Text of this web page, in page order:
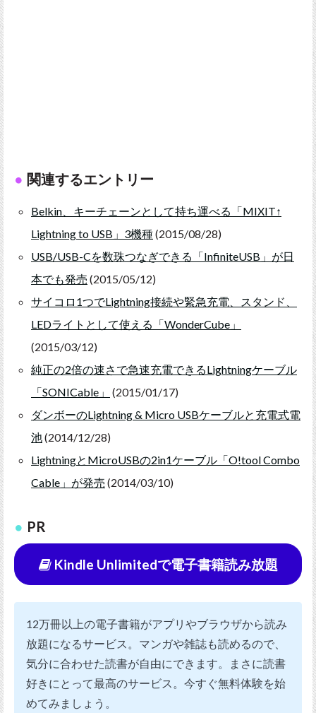
関連するエントリー
Belkin、キーチェーンとして持ち運べる「MIXIT↑
Lightning to USB」3機種(2015/08/28)
USB/USB-Cを数珠つなぎできる「InfiniteUSB」が日
本でも発売 (2015/05/12)
サイコロ1つでLightning接続や緊急充電、スタンド、
LEDライトとして使える「WonderCube」
(2015/03/12)
純正の2倍の速さで急速充電できるLightningケーブル
「SONICable」
(2015/01/17)
ダンボーのLightning & Micro USBケーブルと充電式電
池(2014/12/28)
LightningとMicroUSBの2in1ケーブル「O!tool Combo
Cable」が発売 (2014/03/10)
PR
Kindle Unlimitedで電子書籍読み放題
12万冊以上の電子書籍がアプリやブラウザから読み
放題になるサービス。マンガや雑誌も読めるので、
気分に合わせた読書が自由にできます。まさに読書
好きにとって最高のサービス。今すぐ無料体験を始
めてみましょう。